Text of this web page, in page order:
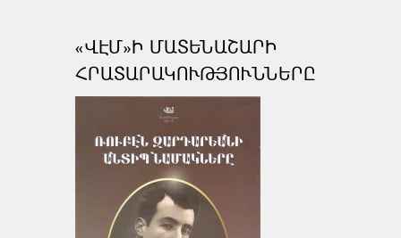
«ՎԷՄ»Ի ՄԱՏԵՆԱՇԱՐԻ
ՀՐԱՏԱՐԱԿՈՒԹՅՈՒՆՆԵՐԸ